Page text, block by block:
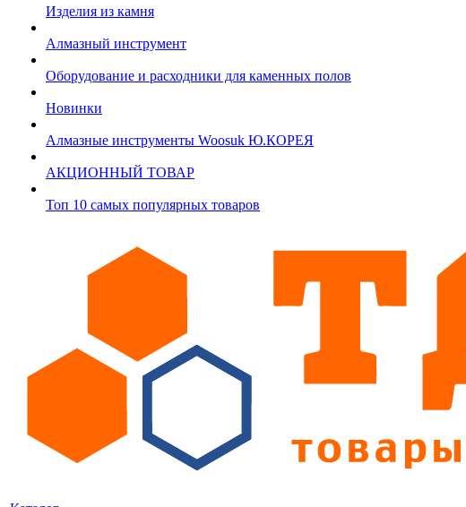
Изделия из камня
Алмазный инструмент
Оборудование и расходники для каменных полов
Новинки
Алмазные инструменты Woosuk Ю.КОРЕЯ
АКЦИОННЫЙ ТОВАР
Топ 10 самых популярных товаров